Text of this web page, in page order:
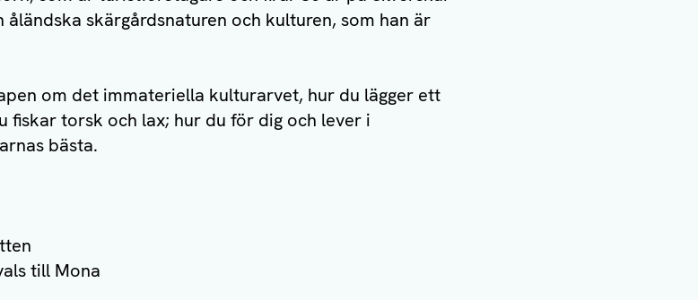
skärgårdsnaturen och kulturen, som han är
om det immateriella kulturarvet, hur du lägger ett
fiskar torsk och lax; hur du för dig och lever i
bästa.
till Mona